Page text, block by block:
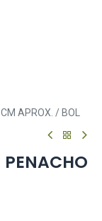
APROX. / BOL
PENACHO